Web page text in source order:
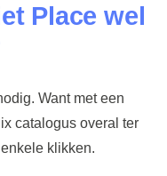
Place wel
Want met een
catalogus overal ter
klikken.